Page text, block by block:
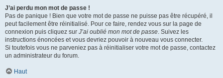
J’ai perdu mon mot de passe !
Pas de panique ! Bien que votre mot de passe ne puisse pas être récupéré, il
peut facilement être réinitialisé. Pour ce faire, rendez vous sur la page de
connexion puis cliquez sur J’ai oublié mon mot de passe. Suivez les
instructions énoncées et vous devriez pouvoir à nouveau vous connecter.
Si toutefois vous ne parveniez pas à réinitialiser votre mot de passe, contactez
un administrateur du forum.
Haut